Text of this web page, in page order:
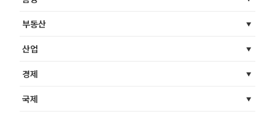
부동산
산업
경제
국제